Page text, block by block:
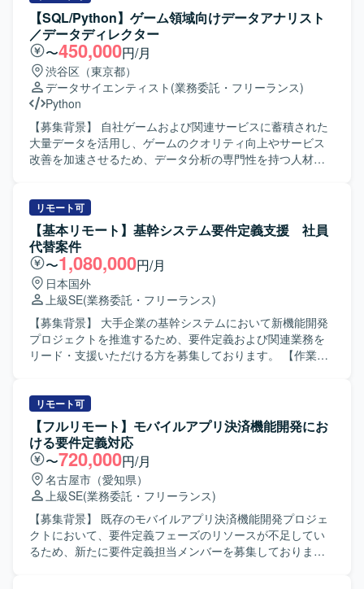
保守運用、データに関わる各種調査などを実施していただ
きます。データエンジニアとしてデータマート開発実装を
メインにご担当いただきつつ、データ要件の定義や必要に
応じた調査業務も一部お任せいたします。 【求める人物
像】 自らドメイン知識などの情報収集を行い、主体的にデ
ータエンジニアとしての業務を推進できる方を求めており
ます。また、周囲と適切にコミュニケーションをとりなが
ら抽象的な課題を整理し、解決に導くスタンスをお持ちの
方が望ましいです。 【ポジションの魅力】 大手HR事業の
データ分析・活用プロジェクトに参画し、クラウドDWHや
データのハンドリングやワークフロー構築を通じて、デー
タエンジニアとしての専門性を高めることができるポジシ
ョンです。 【開発環境】 インフラはAzureをメインに、
AWSやGoogle Cloudを利用しております。データベースと
してAzure Databricks、Amazon Redshift、BigQueryを使用
し、ワークフローにはAirflowおよびdbtを採用しておりま
す。コミュニケーションにはOutlook、Teams、Slack、
Backlogを利用しております。
【SQL/Python】ゲーム領域向けデータアナリスト
／データディレクター
〜450,000円/月
渋谷区（東京都）
データサイエンティスト (業務委託・フリーランス)
Python
【募集背景】 自社ゲームおよび関連サービスに蓄積された
大量データを活用し、ゲームのクオリティ向上やサービス
改善を加速させるため、データ分析の専門性を持つ人材を
して担当していただきます。 ・SQLを用いたデータ集計お
よびレポート作成を行います。 ・ソーシャルゲームに対す
る課題発見や施策検証を実施し、離脱・課金要因分析、イ
ベント分析、チャット分析（言語解析やChatGptなどによる
要約）を行います。 ・Redashや一部Streamlitを用いたダッ
シュボード作成を行います。 ・バトルシミュレーターや成
長シミュレーター、マッチングアルゴリズムなどのシミュ
レーション関連の分析を行います。 ・他社サービスのデー
タを用いた市場分析を行います。 ・社内の様々なスタッフ
に対して、分析結果に基づく助言や提案を行います。 ・分
学習の専門知識を活かしたモデリングを行います。 【求め
る人物像】 ゲーム領域におけるデータ分析のプロフェッシ
ョナルを目指したい方や、将来的にデータ分析に強みを持
つゲームプロデューサーや事業責任者を目指したい方を求
めております。ゲームが好きで、データを通じてプロダク
ト価値向上に貢献したいという意欲をお持ちの方が望まし
いです。 【ポジションの魅力】 大型タイトルを継続的に創
出する体制の中で、オリジナルIPと有力IPの両軸で多様なゲ
ームプロジェクトに関わることができます。企画初期から
運用、海外展開まで一気通貫で携わることができ、ヒット
リモート可
【基本リモート】基幹システム要件定義支援 社員
代替案件
〜1,080,000円/月
日本国外
上級SE(業務委託・フリーランス)
【募集背景】 大手企業の基幹システムにおいて新機能開発
プロジェクトを推進するため、要件定義および関連業務を
リード・支援いただける方を募集しております。 【作業内
係システムとの仕様調整を行いながら、要件定義工程を中
心にプロジェクト推進を支援していただきます。 各種設計
書レビューに向けた検討や、要件定義書・設計書などのド
キュメント作成・レビューもご担当いただきます。 また、
会議のファシリテーションや論点整理、関係者間の合意形
成を主体的に進めていただきます。 【求める人物像】 シス
テム開発の上流工程に強みを持ち、開発経験を背景に要件
定義・設計・開発寄りの実務に継続して関わってこられた
方を求めております。 論理的思考力をもとに課題や論点を
構造化し、関係者へ分かりやすく説明できる方を歓迎いた
リモート可
【フルリモート】モバイルアプリ決済機能開発にお
ける要件定義対応
〜720,000円/月
名古屋市（愛知県）
上級SE(業務委託・フリーランス)
【募集背景】 既存のモバイルアプリ決済機能開発プロジェ
クトにおいて、要件定義フェーズのリソースが不足してい
るため、新たに要件定義担当メンバーを募集しておりま